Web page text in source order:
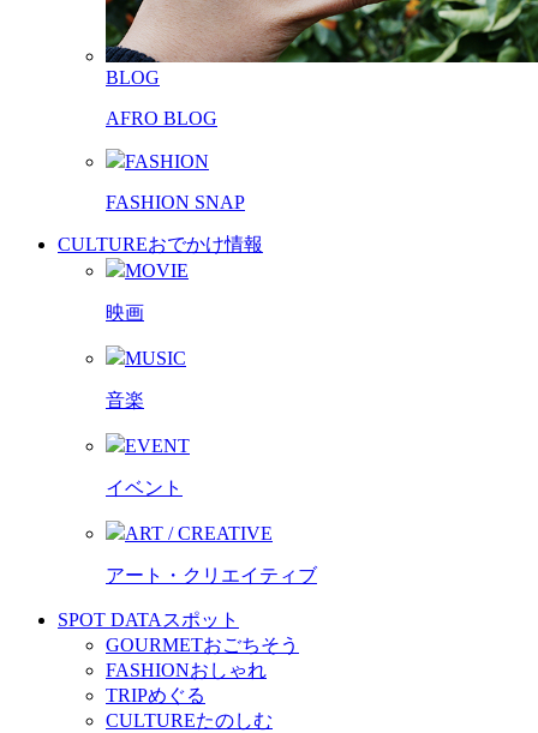
BLOG
AFRO BLOG
FASHION
FASHION SNAP
CULTUREおでかけ情報
MOVIE
映画
MUSIC
音楽
EVENT
イベント
ART / CREATIVE
アート・クリエイティブ
SPOT DATA スポット
GOURMETおごちそう
FASHIONおしゃれ
TRIPめぐる
CULTUREたのしむ